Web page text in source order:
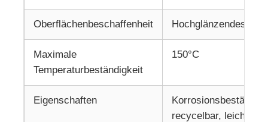
Oberflächenbeschaffenheit Hochglänzendes
Maximale
Temperaturbeständigkeit
150°C
Eigenschaften
recycelbar, leicht